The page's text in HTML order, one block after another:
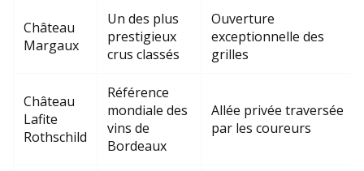
Château
Margaux
Un des plus
prestigieux
crus classés
Ouverture
exceptionnelle des
grilles
Château
Lafite
Rothschild
Référence
mondiale des
vins de
Bordeaux
Allée privée traversée
par les coureurs